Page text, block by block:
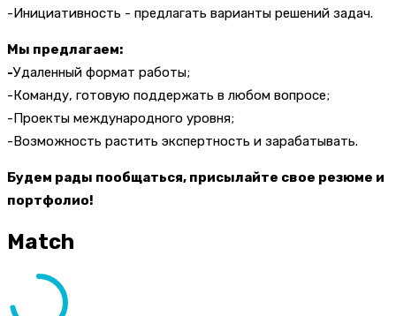
-Инициативность - предлагать варианты решений задач.
Мы предлагаем:
-Удаленный формат работы;
-Команду, готовую поддержать в любом вопросе;
-Проекты международного уровня;
-Возможность растить экспертность и зарабатывать.
Будем рады пообщаться, присылайте свое резюме и
портфолио!
Match